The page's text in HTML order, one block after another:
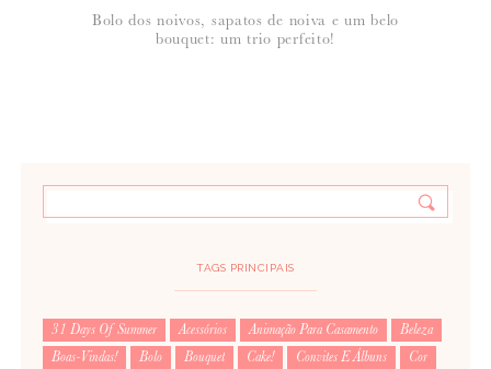
Bolo dos noivos, sapatos de noiva e um belo
bouquet: um trio perfeito!
TAGS PRINCIPAIS
31 Days Of Summer Acessórios Animação Para Casamento
Beleza
Boas-Vindas!
Bolo Bouquet Cake! Convites E Álbuns Cor